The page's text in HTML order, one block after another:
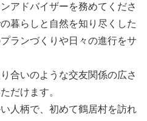
夏ver）
備スタート！
さっそく釧路湿原へGO！
村内観光。夜は星空ウォッチ
しつつ、夜はみんなでBBQ！
アドバイザーを務めてくださ
暮らしと自然を知り尽くした
ランづくりや日々の進行をサ
合いのような交友関係の広さ
だけます。
人柄で、初めて鶴居村を訪れ